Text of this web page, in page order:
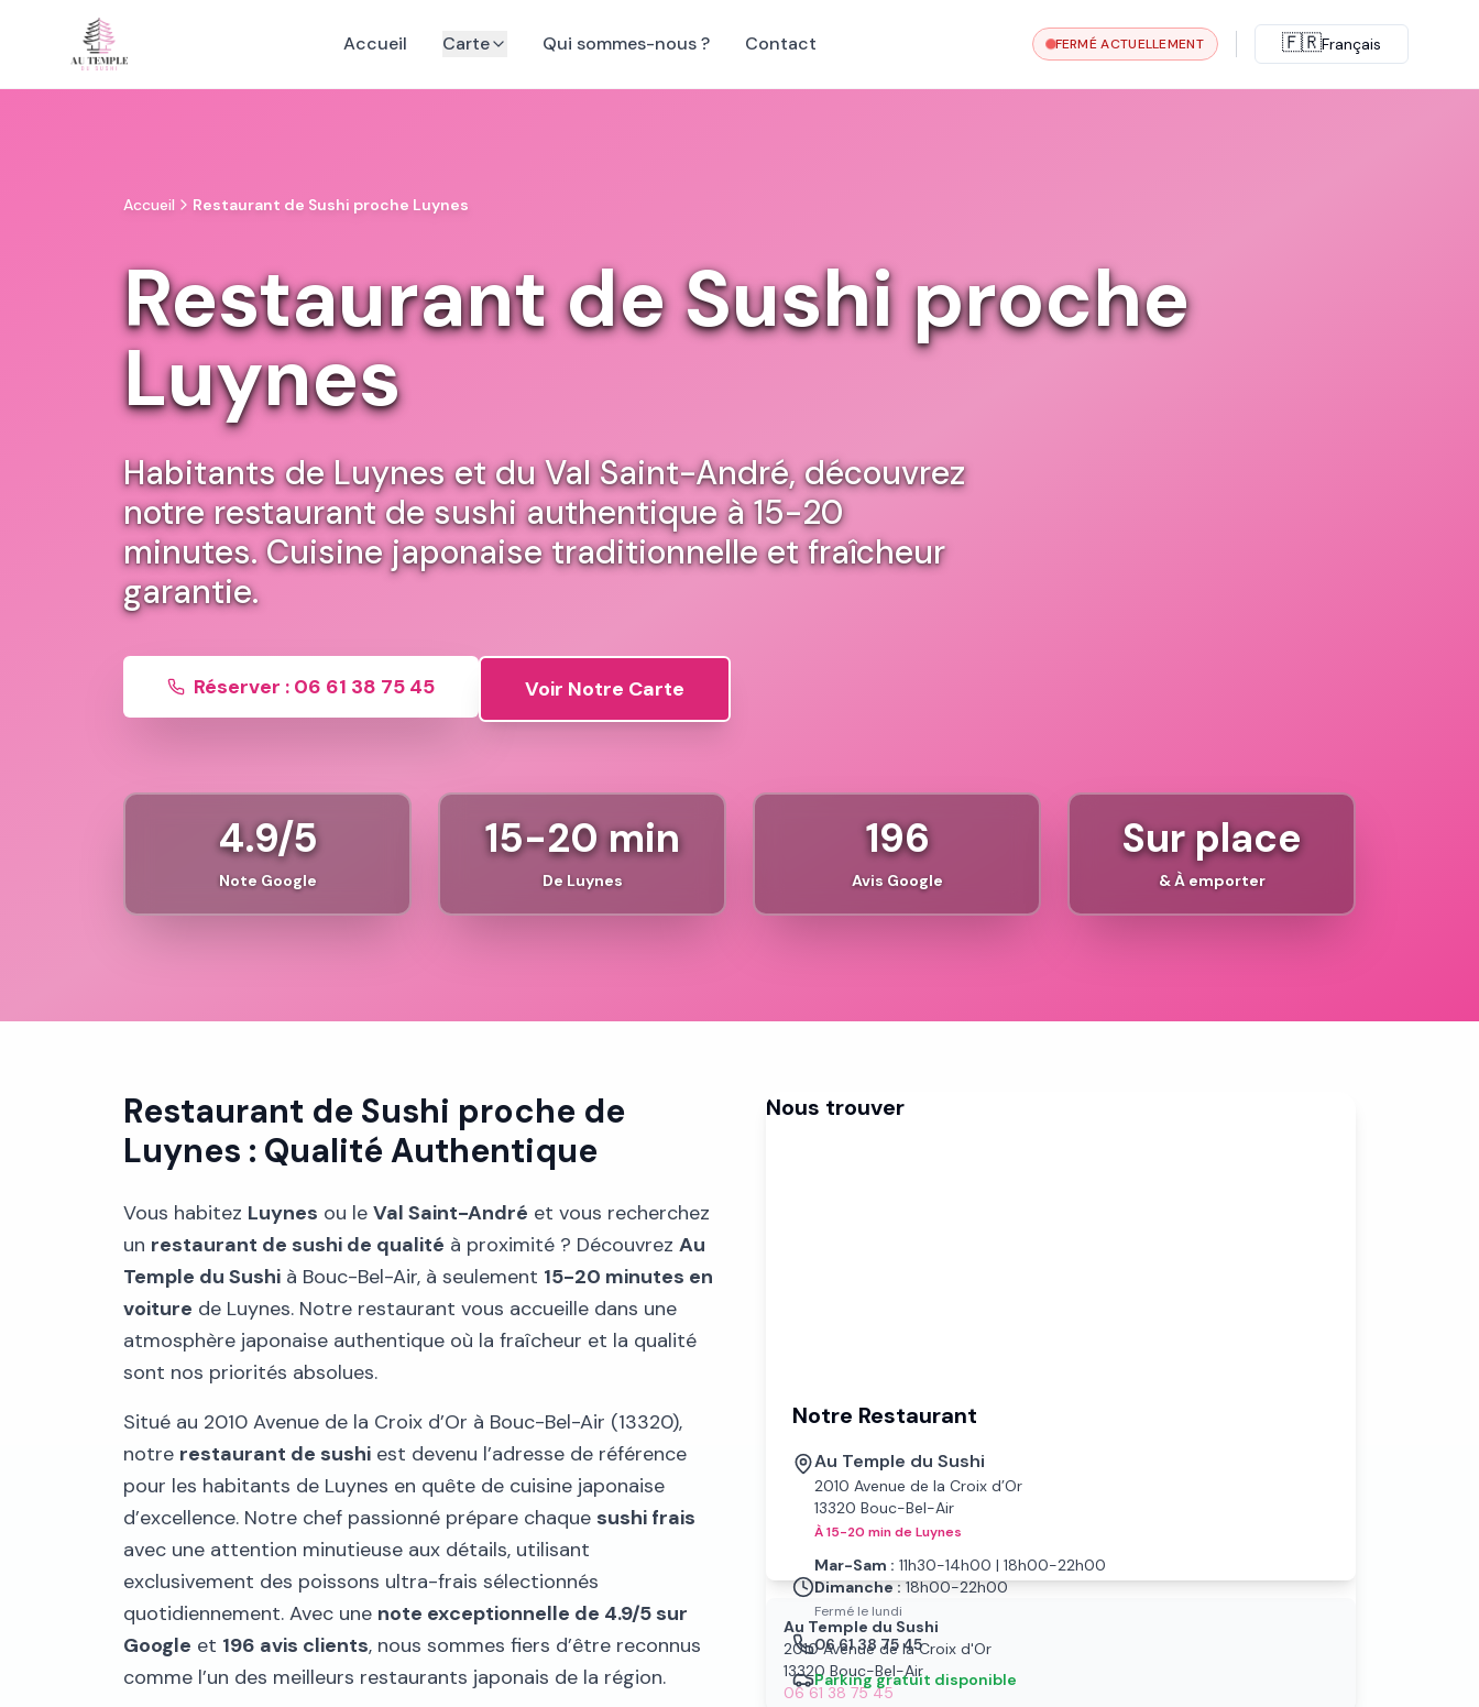
Accueil Carte Qui sommes-nous ? Contact FERMÉ ACTUELLEMENT 🇫🇷Français
Accueil Restaurant de Sushi proche Luynes
Restaurant de Sushi proche
Luynes
Habitants de Luynes et du Val Saint-André, découvrez
notre restaurant de sushi authentique à 15-20
minutes. Cuisine japonaise traditionnelle et fraîcheur
garantie.
Réserver : 06 61 38 75 45 Voir Notre Carte
4.9/5
Note Google
15-20 min
De Luynes
196
Avis Google
Sur place
& À emporter
Restaurant de Sushi proche de
Luynes : Qualité Authentique
Vous habitez Luynes ou le Val Saint-André et vous recherchez
un restaurant de sushi de qualité à proximité ? Découvrez Au
Temple du Sushi à Bouc-Bel-Air, à seulement 15-20 minutes en
voiture de Luynes. Notre restaurant vous accueille dans une
atmosphère japonaise authentique où la fraîcheur et la qualité
sont nos priorités absolues.
Situé au 2010 Avenue de la Croix d’Or à Bouc-Bel-Air (13320),
notre restaurant de sushi est devenu l’adresse de référence
pour les habitants de Luynes en quête de cuisine japonaise
d’excellence. Notre chef passionné prépare chaque sushi frais
avec une attention minutieuse aux détails, utilisant
exclusivement des poissons ultra-frais sélectionnés
quotidiennement. Avec une note exceptionnelle de 4.9/5 sur
Google et 196 avis clients, nous sommes fiers d’être reconnus
comme l’un des meilleurs restaurants japonais de la région.
Nous trouver
Au Temple du Sushi
2010 Avenue de la Croix d'Or
13320 Bouc-Bel-Air
06 61 38 75 45
Notre Restaurant
Au Temple du Sushi
2010 Avenue de la Croix d’Or
13320 Bouc-Bel-Air
À 15-20 min de Luynes
Mar-Sam : 11h30-14h00 | 18h00-22h00
Dimanche :18h00-22h00
Fermé le lundi
06 61 38 75 45
Parking gratuit disponible